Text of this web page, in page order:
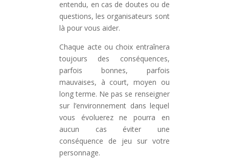
entendu, en cas de doutes ou de
questions, les organisateurs sont
là pour vous aider.
Chaque acte ou choix entraînera
toujours des conséquences,
parfois bonnes, parfois
mauvaises, à court, moyen ou
long terme. Ne pas se renseigner
sur l’environnement dans lequel
vous évoluerez ne pourra en
aucun cas éviter une
conséquence de jeu sur votre
personnage.